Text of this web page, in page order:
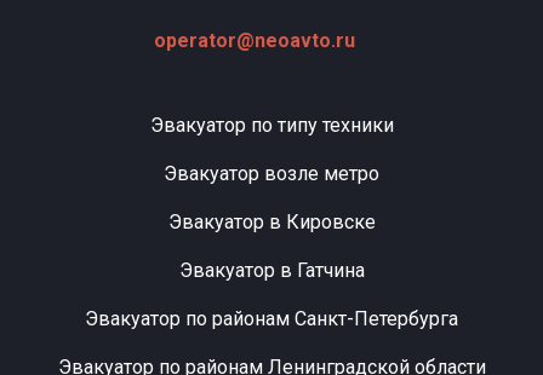
operator@neoavto.ru
Эвакуатор по типу техники
Эвакуатор возле метро
Эвакуатор в Кировске
Эвакуатор в Гатчина
Эвакуатор по районам Санкт-Петербурга
Эвакуатор по районам Ленинградской области